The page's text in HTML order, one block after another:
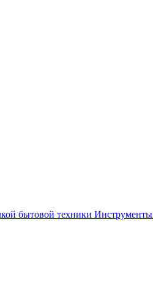
бытовой техники Инструменты